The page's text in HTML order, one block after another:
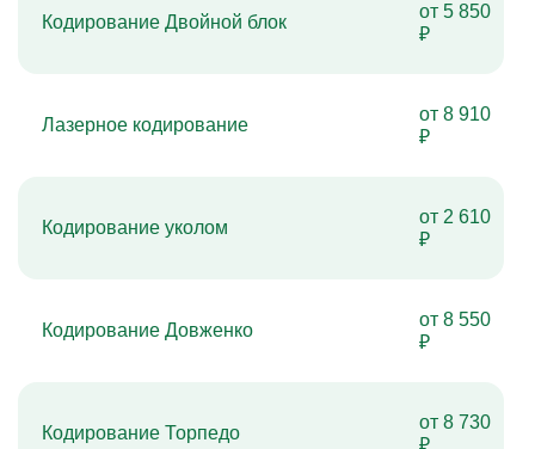
Кодирование Двойной блок
от 5 850
₽
Лазерное кодирование
от 8 910
₽
Кодирование уколом
от 2 610
₽
Кодирование Довженко
от 8 550
₽
Кодирование Торпедо
от 8 730
₽